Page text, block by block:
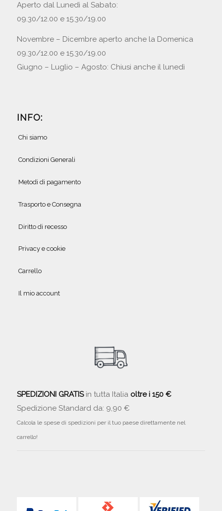
Aperto dal Lunedì al Sabato:
09.30/12.00 e 15.30/19.00
Novembre – Dicembre aperto anche la Domenica
09.30/12.00 e 15.30/19.00
Giugno – Luglio – Agosto: Chiusi anche il lunedì
INFO:
Chi siamo
Condizioni Generali
Metodi di pagamento
Trasporto e Consegna
Diritto di recesso
Privacy e cookie
Carrello
Il mio account
SPEDIZIONI GRATISin tutta Italia oltre i 150 €
Spedizione Standard da: 9,90 €
Calcola le spese di spedizioni per il tuo paese direttamente nel
carrello!